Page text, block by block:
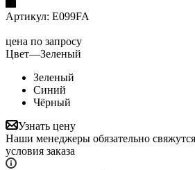
Артикул: E099FA
цена по запросу
Цвет—Зеленый
Зеленый
Синий
Чёрный
Узнать цену
Наши менеджеры обязательно
условия заказа